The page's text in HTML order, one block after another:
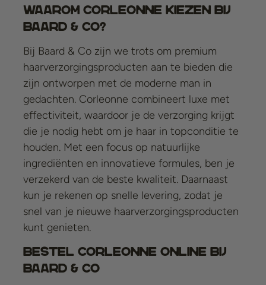
Waarom Corleonne Kiezen bij
Baard & Co?
Bij Baard & Co zijn we trots om premium
haarverzorgingsproducten aan te bieden die
zijn ontworpen met de moderne man in
gedachten. Corleonne combineert luxe met
effectiviteit, waardoor je de verzorging krijgt
die je nodig hebt om je haar in topconditie te
houden. Met een focus op natuurlijke
ingrediënten en innovatieve formules, ben je
verzekerd van de beste kwaliteit. Daarnaast
kun je rekenen op snelle levering, zodat je
snel van je nieuwe haarverzorgingsproducten
kunt genieten.
Bestel Corleonne Online bij
Baard & Co